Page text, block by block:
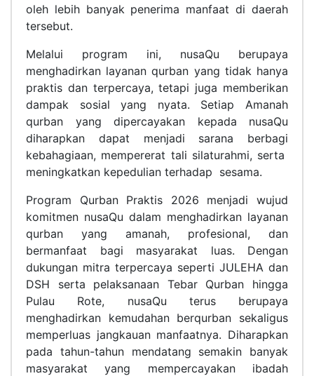
oleh lebih banyak penerima manfaat di daerah
tersebut.
Melalui program ini, nusaQu berupaya
menghadirkan layanan qurban yang tidak hanya
praktis dan terpercaya, tetapi juga memberikan
dampak sosial yang nyata. Setiap Amanah
qurban yang dipercayakan kepada nusaQu
diharapkan dapat menjadi sarana berbagi
kebahagiaan, mempererat tali silaturahmi, serta
meningkatkan kepedulian terhadap sesama.
Program Qurban Praktis 2026 menjadi wujud
komitmen nusaQu dalam menghadirkan layanan
qurban yang amanah, profesional, dan
bermanfaat bagi masyarakat luas. Dengan
dukungan mitra terpercaya seperti JULEHA dan
DSH serta pelaksanaan Tebar Qurban hingga
Pulau Rote, nusaQu terus berupaya
menghadirkan kemudahan berqurban sekaligus
memperluas jangkauan manfaatnya. Diharapkan
pada tahun-tahun mendatang semakin banyak
masyarakat yang mempercayakan ibadah